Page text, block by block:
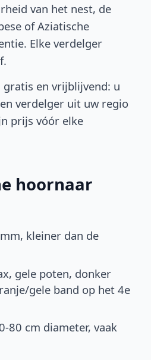
van het nest, de
of Aziatische
Elke verdelger
gratis en vrijblijvend: u
verdelger uit uw regio
prijs vóór elke
hoornaar
kleiner dan de
gele poten, donker
gele band op het 4e
80 cm diameter, vaak